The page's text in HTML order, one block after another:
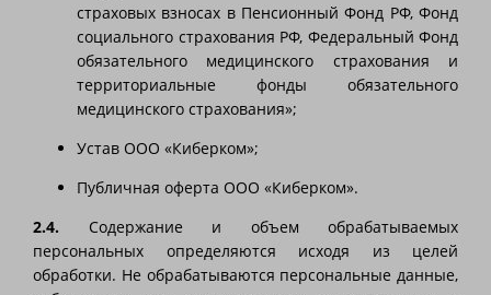
страховых взносах в Пенсионный Фонд РФ, Фонд
социального страхования РФ, Федеральный Фонд
обязательного медицинского страхования и
территориальные фонды обязательного
медицинского страхования»;
Устав ООО «Киберком»;
Публичная оферта ООО «Киберком».
2.4. Содержание и объем обрабатываемых
персональных определяются исходя из целей
обработки. Не обрабатываются персональные данные,